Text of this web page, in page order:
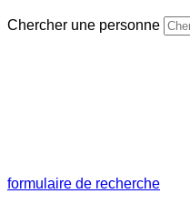
Chercher une personne
formulaire de recherche